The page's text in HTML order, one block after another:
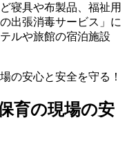
寝具や布製品、福祉用
出張消毒サービス」に
ルや旅館の宿泊施設
育の現場の安